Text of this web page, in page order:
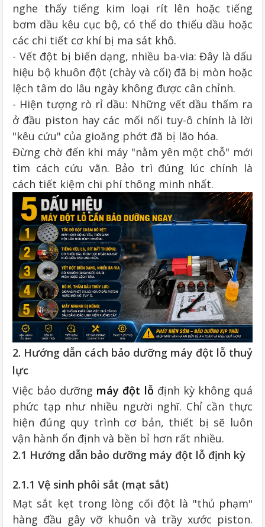
nghe thấy tiếng kim loại rít lên hoặc tiếng
bơm dầu kêu cục bộ, có thể do thiếu dầu hoặc
các chi tiết cơ khí bị ma sát khô.
- Vết đột bị biến dạng, nhiều ba-via: Đây là dấu
hiệu bộ khuôn đột (chày và cối) đã bị mòn hoặc
lệch tâm do lâu ngày không được cân chỉnh.
- Hiện tượng rò rỉ dầu: Những vết dầu thấm ra
ở đầu piston hay các mối nối tuy-ô chính là lời
"kêu cứu" của gioăng phớt đã bị lão hóa.
Đừng chờ đến khi máy "nằm yên một chỗ" mới
tìm cách cứu vãn. Bảo trì đúng lúc chính là
cách tiết kiệm chi phí thông minh nhất.
2. Hướng dẫn cách bảo dưỡng máy đột lỗ thuỷ
lực
Việc bảo dưỡng máy đột lỗ định kỳ không quá
phức tạp như nhiều người nghĩ. Chỉ cần thực
hiện đúng quy trình cơ bản, thiết bị sẽ luôn
vận hành ổn định và bền bỉ hơn rất nhiều.
2.1 Hướng dẫn bảo dưỡng máy đột lỗ định kỳ
2.1.1 Vệ sinh phôi sắt (mạt sắt)
Mạt sắt kẹt trong lòng cối đột là "thủ phạm"
hàng đầu gây vỡ khuôn và trầy xước piston.